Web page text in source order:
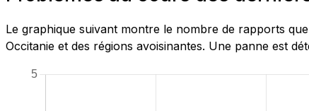
Le graphique suivant montre le nombre de rapports
Occitanie et des régions avoisinantes. Une panne est